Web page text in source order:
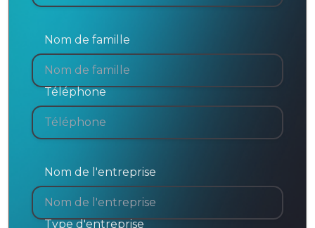
Nom de famille
Téléphone
Nom de l'entreprise
Type d'entreprise